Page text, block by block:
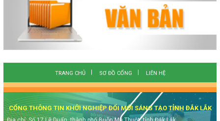
TRANG CHỦ SƠ ĐỒ CỔNG LIÊN HỆ
CỔNG THÔNG TIN KHỞI NGHIỆP ĐỔI MỚI SÁNG TẠO TỈNH ĐẮK LẮK